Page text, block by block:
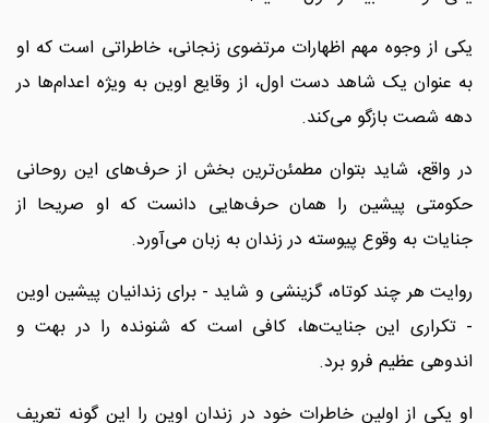
یکی از وجوه مهم اظهارات مرتضوی زنجانی، خاطراتی است که او
به عنوان یک شاهد دست اول، از وقایع اوین به ویژه اعدام‌ها در
دهه شصت بازگو می‌کند.
در واقع، شاید بتوان مطمئن‌ترین بخش از حرف‌های این روحانی
حکومتی پیشین را همان حرف‌هایی دانست که او صریحا از
جنایات به وقوع پیوسته در زندان به زبان می‌آورد.
روایت هر چند کوتاه، گزینشی و شاید - برای زندانیان پیشین اوین
- تکراری این جنایت‌ها، کافی است که شنونده را در بهت و
اندوهی عظیم فرو برد.
او یکی از اولین خاطرات خود در زندان اوین را این گونه تعریف